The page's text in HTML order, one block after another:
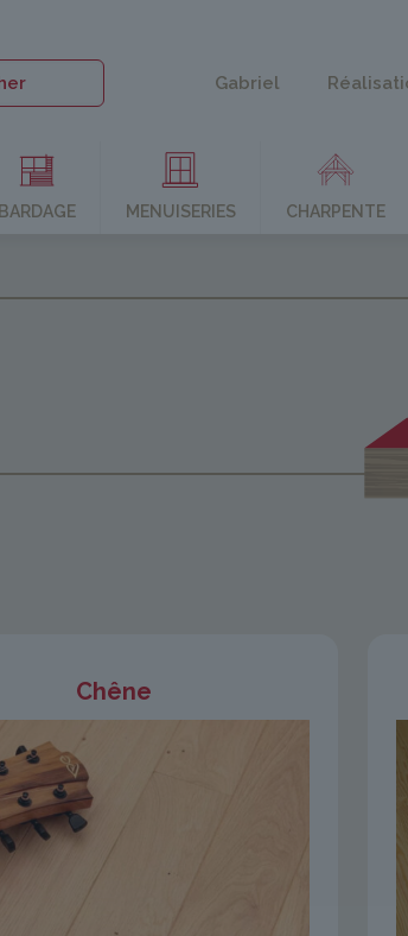
Gabriel
BARDAGE MENUISERIES CHARPENTE
Chêne